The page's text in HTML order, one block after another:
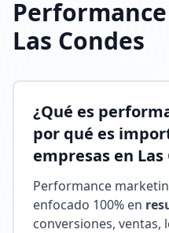
Las Condes
¿Qué es
por qué es
empresas en Las
Performance
enfocado 100% en
conversiones, ventas,